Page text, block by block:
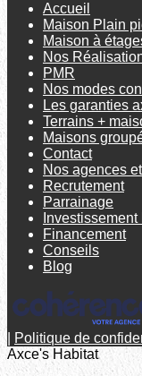
Accueil
Maison Plain
Maison à
Nos
PMR
Nos modes
Les garanties
Terrains +
Maisons
Contact
Nos agences
Recrutement
Parrainage
Financement
Conseils
Blog
Politique de
Axce's Habitat